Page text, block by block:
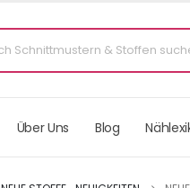
Über Uns Blog